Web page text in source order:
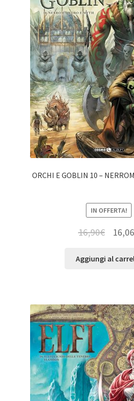
ORCHI E GOBLIN 10 –
IN OFFERTA!
16,90€
Aggiungi al